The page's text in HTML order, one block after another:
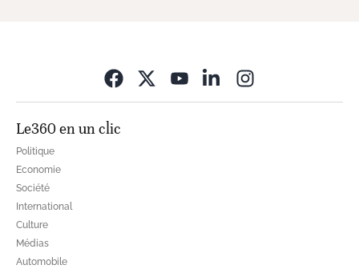
Le360 en un clic
Politique
Economie
Société
International
Culture
Médias
Automobile